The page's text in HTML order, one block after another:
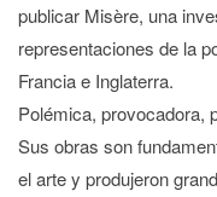
publicar Misère, una
representaciones de la
Francia e Inglaterra.
Polémica, provocadora,
Sus obras son
el arte y produjeron